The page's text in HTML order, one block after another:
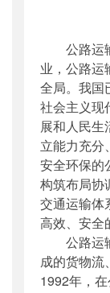
主题词
机构分类
主题分类
公文类型
公路运输
业，公路运
全局。我国
社会主义现
展和人民生
立能力充分
安全环保的
构筑布局协
交通运输体
高效、安全
公路运输
成的货物流
1992年，